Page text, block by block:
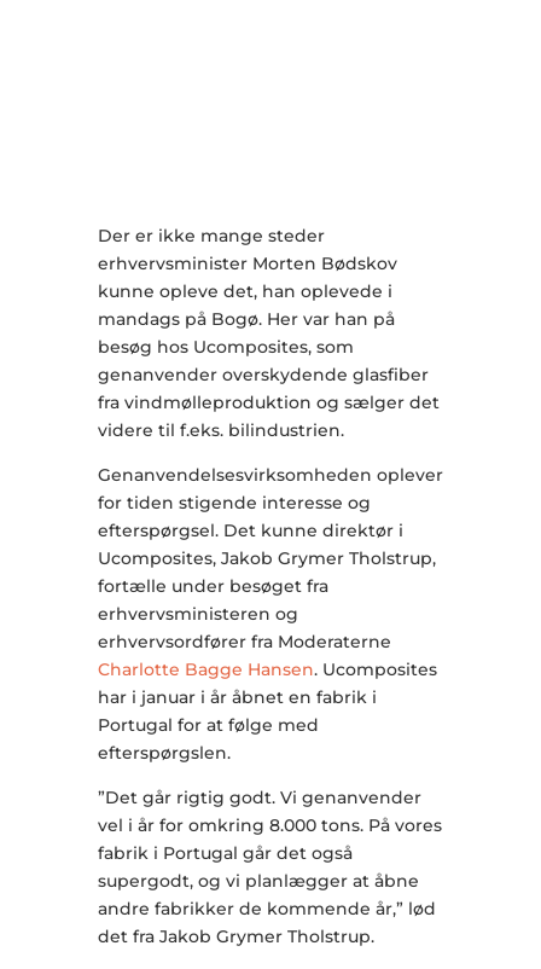
Der er ikke mange steder
erhvervsminister Morten Bødskov
kunne opleve det, han oplevede i
mandags på Bogø. Her var han på
besøg hos Ucomposites, som
genanvender overskydende glasfiber
fra vindmølleproduktion og sælger det
videre til f.eks. bilindustrien.
Genanvendelsesvirksomheden oplever
for tiden stigende interesse og
efterspørgsel. Det kunne direktør i
Ucomposites, Jakob Grymer Tholstrup,
fortælle under besøget fra
erhvervsministeren og
erhvervsordfører fra Moderaterne
Charlotte Bagge Hansen. Ucomposites
har i januar i år åbnet en fabrik i
Portugal for at følge med
efterspørgslen.
”Det går rigtig godt. Vi genanvender
vel i år for omkring 8.000 tons. På vores
fabrik i Portugal går det også
supergodt, og vi planlægger at åbne
andre fabrikker de kommende år,” lød
det fra Jakob Grymer Tholstrup.